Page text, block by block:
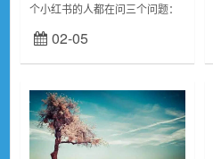
个小红书的人都在问三个问题：
多少钱。众多有植发想法的消费
者面对植发市场像是瑟缩着伸出
02-05